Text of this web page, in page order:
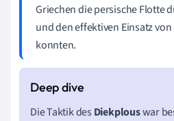
Griechen die persische Flotte
und den effektiven Einsatz
konnten.
Die Taktik des Diekplouswar